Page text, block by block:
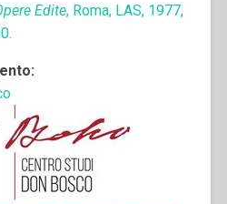
Edite, Roma, LAS, 1977,